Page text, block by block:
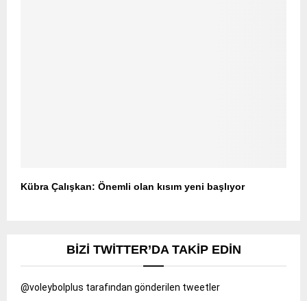
Kübra Çalışkan: Önemli olan kısım yeni başlıyor
BIZI TWITTER’DA TAKIP EDIN
@voleybolplus tarafından gönderilen tweetler